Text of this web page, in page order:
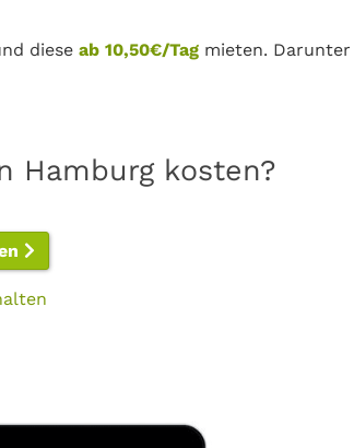
diese ab 10,50€/Tag mieten. Darunter
Hamburg kosten?